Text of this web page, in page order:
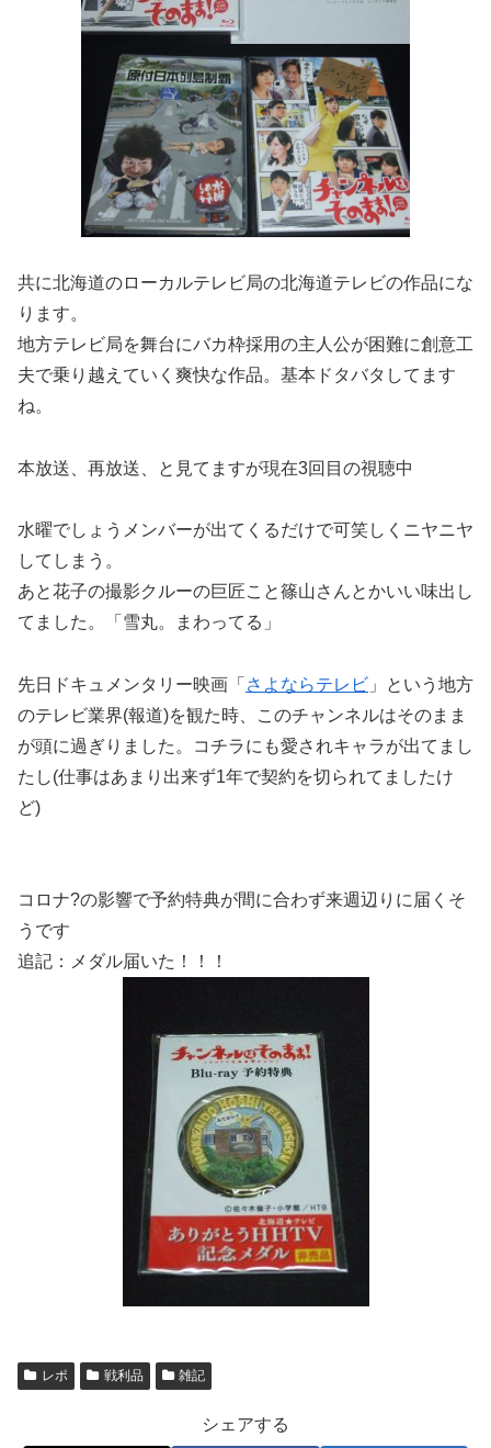
共に北海道のローカルテレビ局の北海道テレビの作品にな
ります。
地方テレビ局を舞台にバカ枠採用の主人公が困難に創意工
夫で乗り越えていく爽快な作品。基本ドタバタしてます
ね。
本放送、再放送、と見てますが現在3回目の視聴中
水曜でしょうメンバーが出てくるだけで可笑しくニヤニヤ
してしまう。
あと花子の撮影クルーの巨匠こと篠山さんとかいい味出し
てました。「雪丸。まわってる」
先日ドキュメンタリー映画「 さよならテレビ 」という地方
のテレビ業界(報道)を観た時、このチャンネルはそのまま
が頭に過ぎりました。コチラにも愛されキャラが出てまし
たし(仕事はあまり出来ず1年で契約を切られてましたけ
ど)
コロナ?の影響で予約特典が間に合わず来週辺りに届くそ
うです
追記：メダル届いた！！！
レポ 戦利品 雑記
シェアする